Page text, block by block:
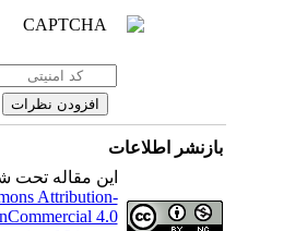
بازنشر اطلاعات
این مقاله تحت
Attribution-
4.0